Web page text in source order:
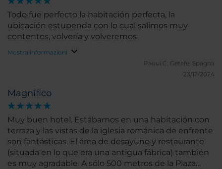
Todo fue perfecto la habitación perfecta, la
ubicación estupenda con lo cual salimos muy
contentos, volvería y volveremos
Mostra informazioni
Paqui C. Getafe, Spagna
23/12/2024
Magnífico
Muy buen hotel. Estábamos en una habitación con
terraza y las vistas de la iglesia románica de enfrente
son fantásticas. El área de desayuno y restaurante
(situada en lo que era una antigua fábrica) también
es muy agradable. A sólo 500 metros de la Plaza